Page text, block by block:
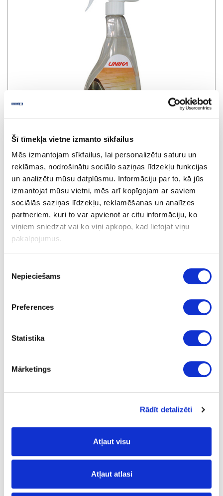
Šī tīmekļa vietne izmanto sīkfailus
Mēs izmantojam sīkfailus, lai personalizētu saturu un
reklāmas, nodrošinātu sociālo saziņas līdzekļu funkcijas
un analizētu mūsu datplūsmu. Informāciju par to, kā jūs
izmantojat mūsu vietni, mēs arī kopīgojam ar saviem
sociālās saziņas līdzekļu, reklamēšanas un analīzes
partneriem, kuri to var apvienot ar citu informāciju, ko
viņiem sniedzat vai ko viņi apkopo, kad lietojat viņu
pakalpojumus.
izvēle
Nepieciešams
Preferences
Statistika
Mārketings
Rādīt detalizēti
Atļaut visu
Atļaut atlasi
Tīrīšanas līdzeklis eļļotām koka virsmām
Tīrītājs eļļotām koka virsmām ikdienas lietošanai. PH7 neitrāls bez
putojoša efekta, nav bīstams, bez šķīdinātājiem, biodegradējošs.
Drošības datu lapa
Uzdot jautājumu
Nosūtīt saiti uz produktu
Tīrīšanas līdzeklis eļļotām koka
Cenas norādītas bez PVN. Cenas var tikt mainītas bez iepriekšēja
brīdinājuma.